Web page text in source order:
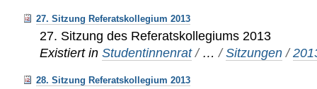
27. Sitzung Referatskollegium 2013
27. Sitzung des Referatskollegiums 2013
Existiert in Studentinnenrat / …/Sitzungen /
28. Sitzung Referatskollegium 2013